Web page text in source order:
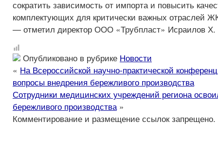
сократить зависимость от импорта и повысить
комплектующих для критически важных отраслей
— отметил директор ООО «Трубпласт» Исраилов
Опубликовано в рубрике Новости
« На Всероссийской научно-практической
вопросы внедрения бережливого производства
Сотрудники медицинских учреждений региона
бережливого производства»
Комментирование и размещение ссылок запрещено.